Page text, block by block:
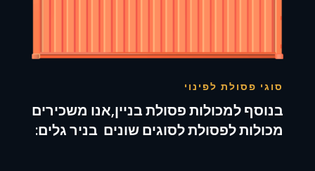
סוגי פסולת לפינוי
בנוסף למכולות פסולת בניין,אנו משכירים
מכולות לפסולת לסוגים שונים בניר גלים: